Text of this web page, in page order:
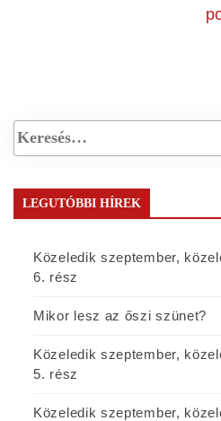
LEGUTÓBBI HÍREK
Közeledik szeptember,
6. rész
Mikor lesz az őszi szünet?
Közeledik szeptember,
5. rész
Közeledik szeptember,